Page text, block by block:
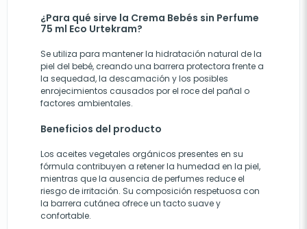
¿Para qué sirve la Crema Bebés sin Perfume
75 ml Eco Urtekram?
Se utiliza para mantener la hidratación natural de la
piel del bebé, creando una barrera protectora frente a
la sequedad, la descamación y los posibles
enrojecimientos causados por el roce del pañal o
factores ambientales.
Beneficios del producto
Los aceites vegetales orgánicos presentes en su
fórmula contribuyen a retener la humedad en la piel,
mientras que la ausencia de perfumes reduce el
riesgo de irritación. Su composición respetuosa con
la barrera cutánea ofrece un tacto suave y
confortable.